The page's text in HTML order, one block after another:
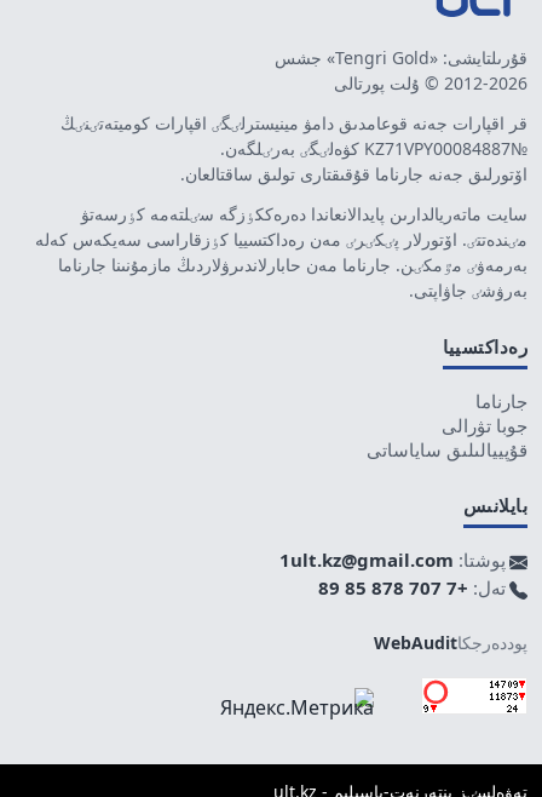
قۇرىلتايشى: «Tengri Gold» جشس
2012-2026 © ۇلت پورتالى
قر اقپارات جەنە قوعامدىق دامۋ مينيسترلٸگٸ اقپارات كوميتەتٸنٸڭ
№KZ71VPY00084887 كۋەلٸگٸ بەرٸلگەن.
اۆتورلىق جەنە جارناما قۇقىقتارى تولىق ساقتالعان.
سايت ماتەريالدارىن پايدالانعاندا دەرەككٶزگە سٸلتەمە كٶرسەتۋ
مٸندەتتٸ. اۆتورلار پٸكٸرٸ مەن رەداكتسييا كٶزقاراسى سەيكەس كەلە
بەرمەۋٸ مٷمكٸن. جارناما مەن حابارلاندىرۋلاردىڭ مازمۇنىنا جارناما
بەرۋشٸ جاۋاپتى.
رەداكتسييا
جارناما
جوبا تۋرالى
قۇپييالىلىق ساياساتى
بايلانىس
پوشتا: 1ult.kz@gmail.com
تەل: +7 707 878 85 89
پوددەرجكاWebAudit
تەۋەلسٸز ينتەرنەت-باسىلىم - ult.kz